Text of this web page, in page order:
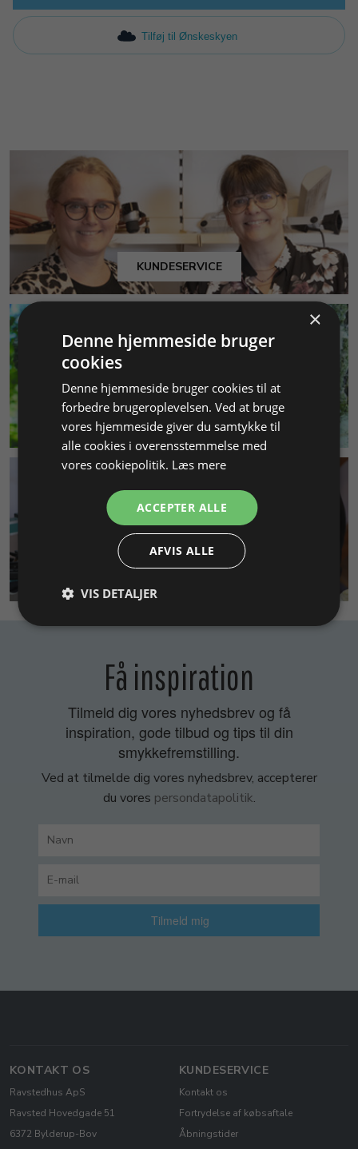
Tilføj til Ønskeskyen
KUNDESERVICE
MILJØ & BÆREDYGTIGHED
SMYKKEKURSER
Få inspiration
Tilmeld dig vores nyhedsbrev og få
inspiration, gode tilbud og tips til din
smykkefremstilling.
Ved at tilmelde dig vores nyhedsbrev, accepterer
du vores persondatapolitik.
Tilmeld mig
KONTAKT OS
Ravstedhus ApS
Ravsted Hovedgade 51
6372 Bylderup-Bov
KUNDESERVICE
Kontakt os
Fortrydelse af købsaftale
Åbningstider
×
Denne hjemmeside bruger
cookies
Denne hjemmeside bruger cookies til at
forbedre brugeroplevelsen. Ved at bruge
vores hjemmeside giver du samtykke til
alle cookies i overensstemmelse med
vores cookiepolitik. Læs mere
ACCEPTER ALLE
AFVIS ALLE
VIS DETALJER